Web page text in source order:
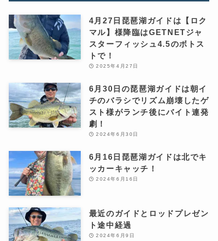
4月27日琵琶湖ガイドは【ロク
マル】様降臨はGETNETジャ
スターフィッシュ4.5のボトス
トで！
2025年4月27日
6月30日の琵琶湖ガイドは朝イ
チのバラシでリズム崩壊したゲ
スト様がランチ後にバイト連発
劇！
2024年6月30日
6月16日琵琶湖ガイドは北でキ
ッカーキャッチ！
2024年6月16日
最近のガイドとロッドプレゼン
ト途中経過
2024年6月9日